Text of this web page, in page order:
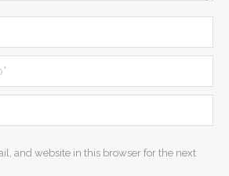
and website in this browser for the next